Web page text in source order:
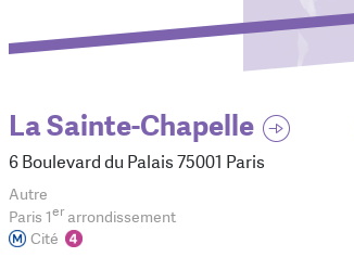
La Sainte-Chapelle
6 Boulevard du Palais 75001 Paris
Autre
Paris 1erarrondissement
Cité